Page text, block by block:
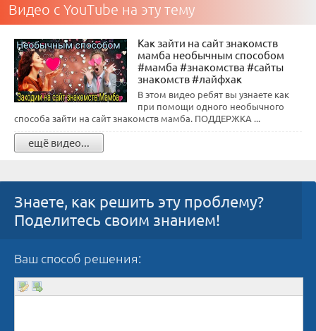
Видео с YouTube на эту тему
Как зайти на сайт знакомств
мамба необычным способом
#мамба #знакомства #сайты
знакомств #лайфхак
В этом видео ребят вы узнаете как
при помощи одного необычного
способа зайти на сайт знакомств мамба. ПОДДЕРЖКА ...
ещё видео...
Знаете, как решить эту проблему?
Поделитесь своим знанием!
Ваш способ решения: